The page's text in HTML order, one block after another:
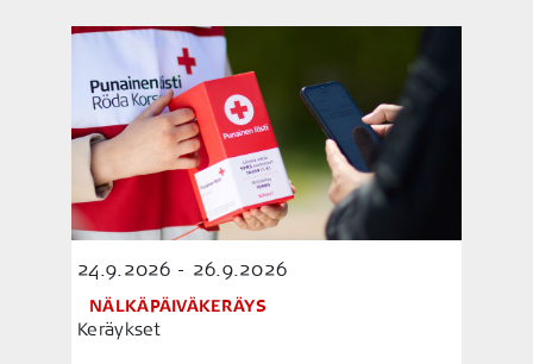
24.9.2026 - 26.9.2026
NÄLKÄPÄIVÄKERÄYS
Keräykset